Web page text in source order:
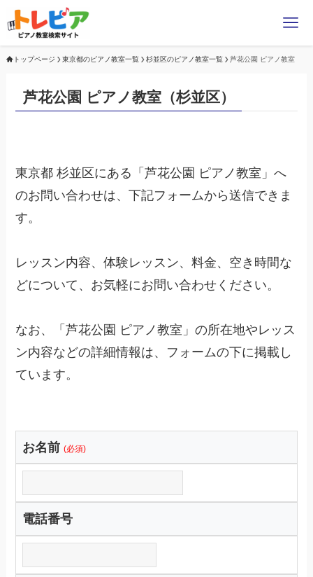
トップページ 東京都のピアノ教室一覧 杉並区のピアノ教室一覧 芦花公園 ピアノ教室
芦花公園 ピアノ教室（杉並区）
東京都 杉並区にある「芦花公園 ピアノ教室」へ
のお問い合わせは、下記フォームから送信できま
す。
レッスン内容、体験レッスン、料金、空き時間な
どについて、お気軽にお問い合わせください。
なお、「芦花公園 ピアノ教室」の所在地やレッス
ン内容などの詳細情報は、フォームの下に掲載し
ています。
お名前 (必須)
電話番号